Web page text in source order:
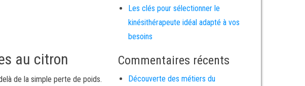
au citron
de la simple perte de poids.
Les clés pour sélectionner le
kinésithérapeute idéal adapté à vos
besoins
Commentaires récents
Découverte des métiers du